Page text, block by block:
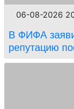
06-08-2026
В ФИФА
репутацию